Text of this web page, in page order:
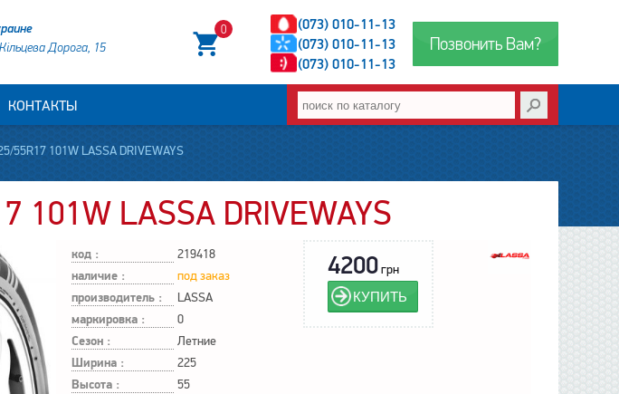
Позвонить Вам?
(073) 010-11-13
(073) 010-11-13
(073) 010-11-13
0
Дорога, 15
КОНТАКТЫ
55R17 101W LASSA DRIVEWAYS
101W LASSA DRIVEWAYS
код : 219418
наличие : под заказ
производитель : LASSA
маркировка : 0
Сезон : Летние
Ширина : 225
Высота : 55
4200грн
КУПИТЬ